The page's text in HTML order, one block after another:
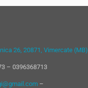
26, 20871, Vimercate (MB)
– 0396368713
–